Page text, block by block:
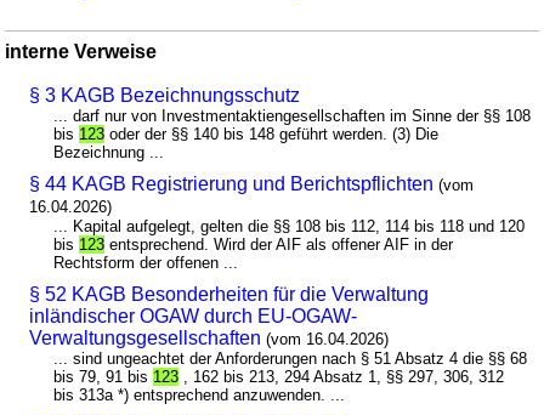
interne Verweise
§ 3 KAGB Bezeichnungsschutz
... darf nur von Investmentaktiengesellschaften im Sinne der §§ 108
bis 123 oder der §§ 140 bis 148 geführt werden. (3) Die
Bezeichnung ...
§ 44 KAGB Registrierung und Berichtspflichten (vom
16.04.2026)
... Kapital aufgelegt, gelten die §§ 108 bis 112, 114 bis 118 und 120
bis 123 entsprechend. Wird der AIF als offener AIF in der
Rechtsform der offenen ...
§ 52 KAGB Besonderheiten für die Verwaltung
inländischer OGAW durch EU-OGAW-
Verwaltungsgesellschaften (vom 16.04.2026)
... sind ungeachtet der Anforderungen nach § 51 Absatz 4 die §§ 68
bis 79, 91 bis 123 , 162 bis 213, 294 Absatz 1, §§ 297, 306, 312
bis 313a *) entsprechend anzuwenden. ...